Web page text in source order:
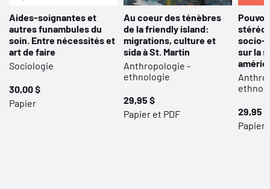
Aides-soignantes et
autres funambules du
soin. Entre nécessités et
art de faire
Sociologie
30,00 $
Papier
Au coeur des ténèbres
de la friendly island:
migrations, culture et
sida à St. Martin
Anthropologie -
ethnologie
29,95 $
Papier et PDF
socio-
sur la
29,95 $
Papier